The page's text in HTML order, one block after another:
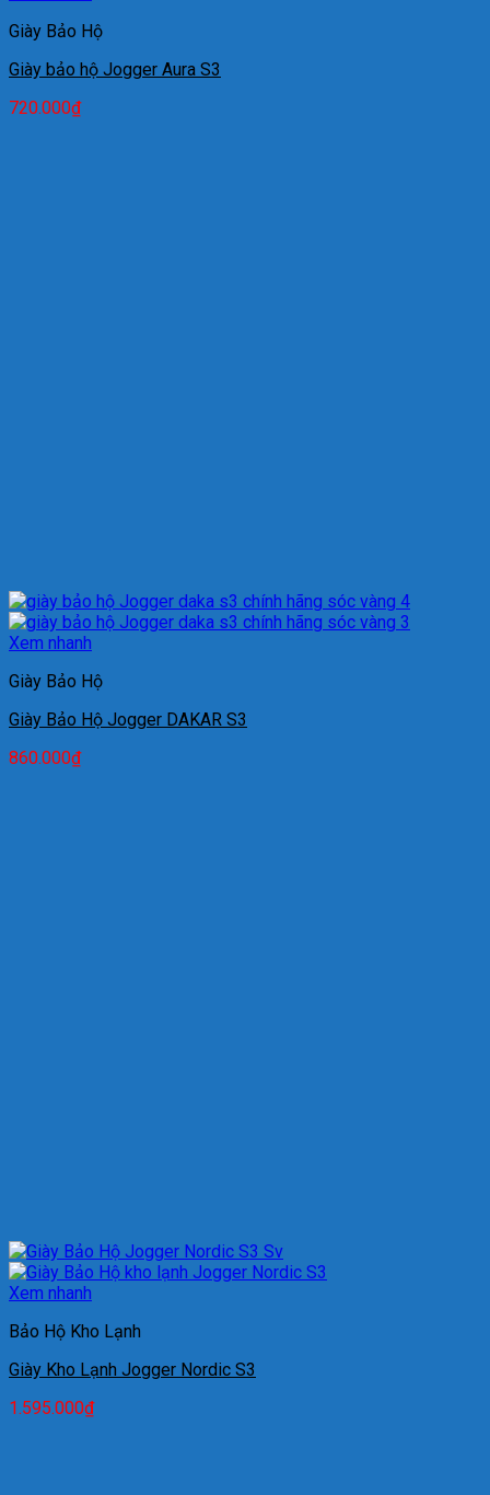
Giày Bảo Hộ
Giày bảo hộ Jogger Aura S3
720.000₫
Xem nhanh
Giày Bảo Hộ
Giày Bảo Hộ Jogger DAKAR S3
860.000₫
Xem nhanh
Bảo Hộ Kho Lạnh
Giày Kho Lạnh Jogger Nordic S3
1.595.000₫